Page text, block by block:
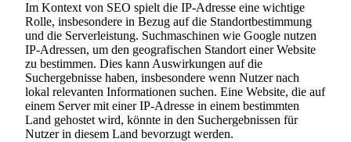
Im Kontext von SEO spielt die IP-Adresse eine wichtige
Rolle, insbesondere in Bezug auf die Standortbestimmung
und die Serverleistung. Suchmaschinen wie Google nutzen
IP-Adressen, um den geografischen Standort einer Website
zu bestimmen. Dies kann Auswirkungen auf die
Suchergebnisse haben, insbesondere wenn Nutzer nach
lokal relevanten Informationen suchen. Eine Website, die auf
einem Server mit einer IP-Adresse in einem bestimmten
Land gehostet wird, könnte in den Suchergebnissen für
Nutzer in diesem Land bevorzugt werden.